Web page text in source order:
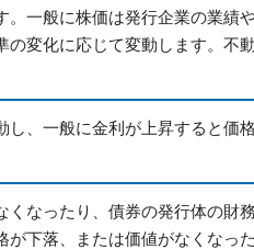
一般に株価は発行企業の業績
変化に応じて変動します。不
、一般に金利が上昇すると価
なったり、債券の発行体の財
下落、または価値がなくなっ